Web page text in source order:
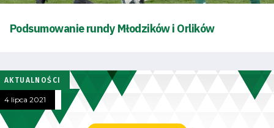
Podsumowanie rundy Młodzików i Orlików
AKTUALNOŚCI
4 lipca 2021